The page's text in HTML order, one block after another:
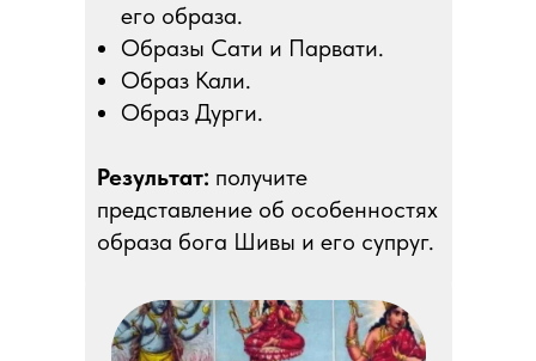
его образа.
Образы Сати и Парвати.
Образ Кали.
Образ Дурги.
Результат: получите
представление об особенностях
образа бога Шивы и его супруг.